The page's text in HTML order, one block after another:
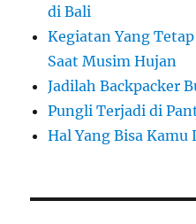
di Bali
Kegiatan Yang
Saat Musim Hujan
Jadilah Backpacker
Pungli Terjadi di
Hal Yang Bisa